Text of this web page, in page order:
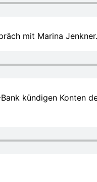
mit Marina Jenkner.
kündigen Konten